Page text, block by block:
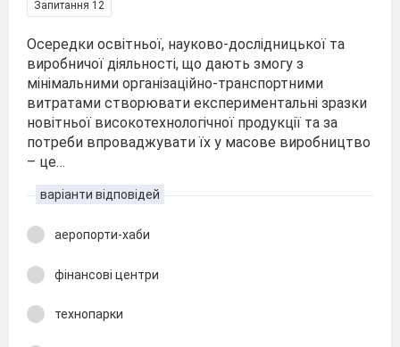
Запитання 12
Осередки освітньої, науково-дослідницької та
виробничої діяльності, що дають змогу з
мінімальними організаційно-транспортними
витратами створювати експериментальні зразки
новітньої високотехнологічної продукції та за
потреби впроваджувати їх у масове виробництво
– це…
варіанти відповідей
аеропорти-хаби
фінансові центри
технопарки